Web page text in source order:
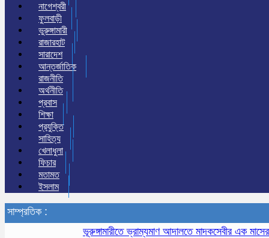
নাগেশ্বরী
ফুলবাড়ী
ভুরুঙ্গামারী
রাজারহাট
সারাদেশ
আন্তর্জাতিক
রাজনীতি
অর্থনীতি
প্রবাস
শিক্ষা
প্রযুক্তি
সাহিত্য
খেলাধুলা
ফিচার
মতামত
ইসলাম
সাম্প্রতিক :
ভূরুঙ্গামারীতে ভ্রাম্যমাণ আদালতে মাদকসেবীর এক মাসের